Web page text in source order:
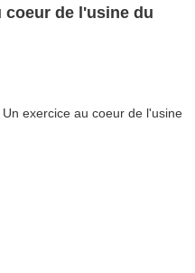
coeur de l'usine du